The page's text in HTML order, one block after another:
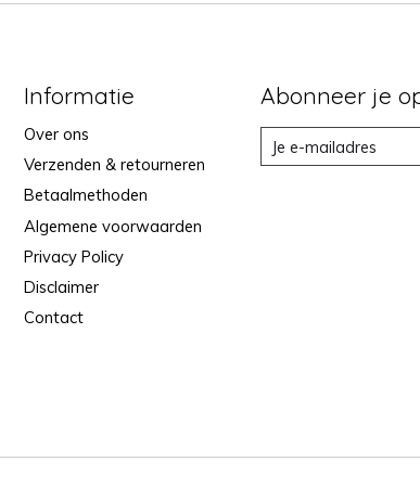
Informatie
Over ons
Verzenden & retourneren
Betaalmethoden
Algemene voorwaarden
Privacy Policy
Disclaimer
Contact
Abonneer je